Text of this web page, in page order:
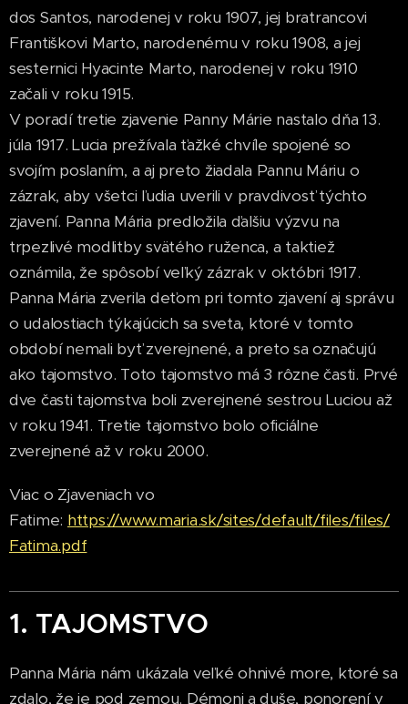
dos Santos, narodenej v roku 1907, jej bratrancovi
Františkovi Marto, narodenému v roku 1908, a jej
sesternici Hyacinte Marto, narodenej v roku 1910
začali v roku 1915.
V poradí tretie zjavenie Panny Márie nastalo dňa 13.
júla 1917. Lucia prežívala ťažké chvíle spojené so
svojím poslaním, a aj preto žiadala Pannu Máriu o
zázrak, aby všetci ľudia uverili v pravdivosť týchto
zjavení. Panna Mária predložila ďalšiu výzvu na
trpezlivé modlitby svätého ruženca, a taktiež
oznámila, že spôsobí veľký zázrak v októbri 1917.
Panna Mária zverila deťom pri tomto zjavení aj správu
o udalostiach týkajúcich sa sveta, ktoré v tomto
období nemali byť zverejnené, a preto sa označujú
ako tajomstvo. Toto tajomstvo má 3 rôzne časti. Prvé
dve časti tajomstva boli zverejnené sestrou Luciou až
v roku 1941. Tretie tajomstvo bolo oficiálne
zverejnené až v roku 2000.
Viac o Zjaveniach vo
Fatime: https://www.maria.sk/sites/default/files/files/
Fatima.pdf
1. TAJOMSTVO
Panna Mária nám ukázala veľké ohnivé more, ktoré sa
zdalo, že je pod zemou. Démoni a duše, ponorení v